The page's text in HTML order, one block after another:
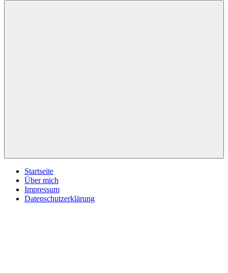
Startseite
Über mich
Impressum
Datenschutzerklärung